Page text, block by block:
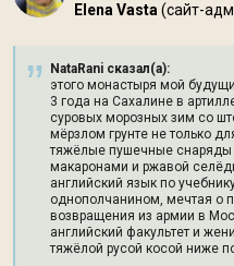
Elena Vasta (сайт-
NataRani сказал(а):
этого монастыря мой
3 года на Сахалине в
суровых морозных зим со
мёрзлом грунте не только
тяжёлые пушечные снаряды
макаронами и ржавой
английский язык по
однополчанином, мечтая о
возвращения из армии в
английский факультет и
тяжёлой русой косой ниже